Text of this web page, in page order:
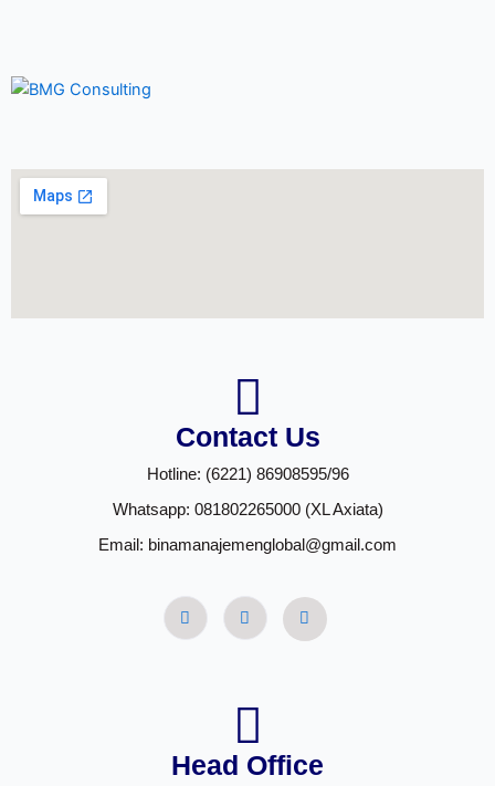
Contact Us
Hotline: (6221) 86908595/96
Whatsapp: 081802265000 (XL Axiata)
Email: binamanajemenglobal@gmail.com
Head Office